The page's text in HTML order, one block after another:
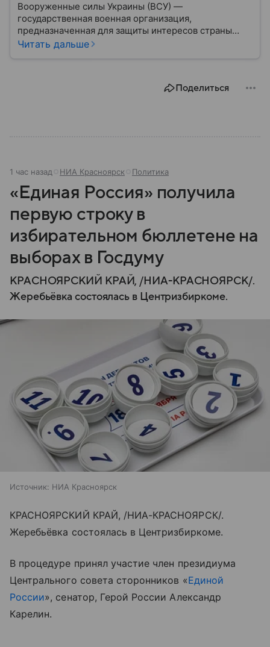
Вооруженные силы Украины (ВСУ) —
государственная военная организация,
предназначенная для защиты интересов страны
военным путем. Была создана после
Читать дальше
Поделиться
1 час назад НИА Красноярск Политика
«Единая Россия» получила
первую строку в
избирательном бюллетене на
выборах в Госдуму
КРАСНОЯРСКИЙ КРАЙ, /НИА-КРАСНОЯРСК/.
Жеребьёвка состоялась в Центризбиркоме.
Источник: НИА Красноярск
КРАСНОЯРСКИЙ КРАЙ, /НИА-КРАСНОЯРСК/.
Жеребьёвка состоялась в Центризбиркоме.
В процедуре принял участие член президиума
Центрального совета сторонников «Единой
России», сенатор, Герой России Александр
Карелин.